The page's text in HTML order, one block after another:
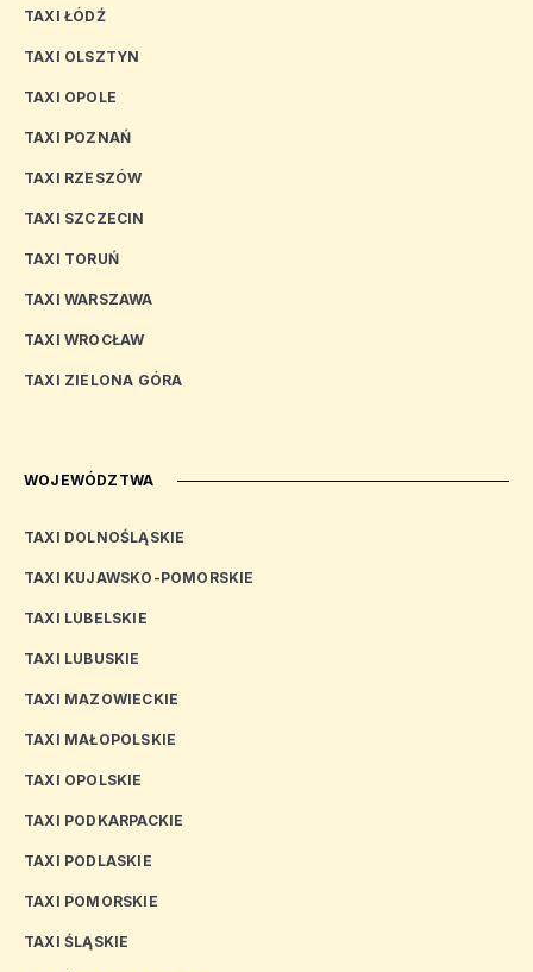
TAXI ŁÓDŹ
TAXI OLSZTYN
TAXI OPOLE
TAXI POZNAŃ
TAXI RZESZÓW
TAXI SZCZECIN
TAXI TORUŃ
TAXI WARSZAWA
TAXI WROCŁAW
TAXI ZIELONA GÓRA
WOJEWÓDZTWA
TAXI DOLNOŚLĄSKIE
TAXI KUJAWSKO-POMORSKIE
TAXI LUBELSKIE
TAXI LUBUSKIE
TAXI MAZOWIECKIE
TAXI MAŁOPOLSKIE
TAXI OPOLSKIE
TAXI PODKARPACKIE
TAXI PODLASKIE
TAXI POMORSKIE
TAXI ŚLĄSKIE